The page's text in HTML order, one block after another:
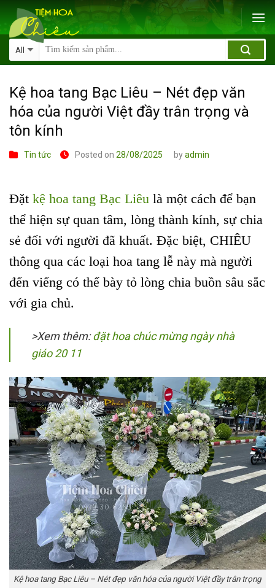
Skip
to
content
Kệ hoa tang Bạc Liêu – Nét đẹp văn
hóa của người Việt đầy trân trọng và
tôn kính
Tin tức Posted on 28/08/2025 byadmin
Đặt kệ hoa tang Bạc Liêu là một cách để bạn
thể hiện sự quan tâm, lòng thành kính, sự chia
sẻ đối với người đã khuất. Đặc biệt, CHIÊU
thông qua các loại hoa tang lễ này mà người
đến viếng có thể bày tỏ lòng chia buồn sâu sắc
với gia chủ.
>Xem thêm:đặt hoa chúc mừng ngày nhà
giáo 20 11
Kệ hoa tang Bạc Liêu – Nét đẹp văn hóa của người Việt đầy trân trọng